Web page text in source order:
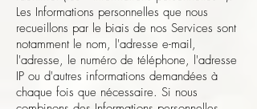
Les Informations personnelles que nous
recueillons par le biais de nos Services sont
notamment le nom, l'adresse e-mail,
l'adresse, le numéro de téléphone, l'adresse
IP ou d'autres informations demandées à
chaque fois que nécessaire. Si nous